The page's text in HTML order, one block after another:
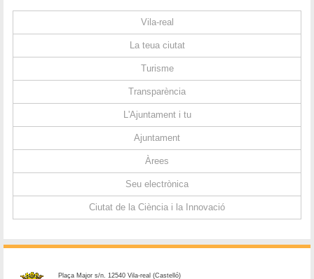
Vila-real
La teua ciutat
Turisme
Transparència
L'Ajuntament i tu
Ajuntament
Àrees
Seu electrònica
Ciutat de la Ciència i la Innovació
Plaça Major s/n. 12540 Vila-real (Castelló)